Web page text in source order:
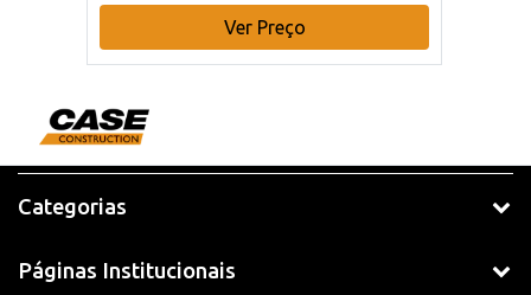
Ver Preço
Categorias
Páginas Institucionais